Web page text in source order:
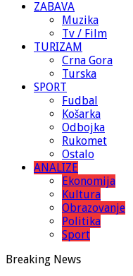
ZABAVA
Muzika
Tv / Film
TURIZAM
Crna Gora
Turska
SPORT
Fudbal
Košarka
Odbojka
Rukomet
Ostalo
ANALIZE
Ekonomija
Kultura
Obrazovanje
Politika
Sport
Breaking News